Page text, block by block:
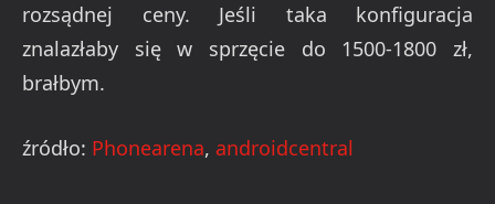
rozsądnej ceny. Jeśli taka konfiguracja
znalazłaby się w sprzęcie do 1500-1800 zł,
brałbym.
źródło: Phonearena, androidcentral